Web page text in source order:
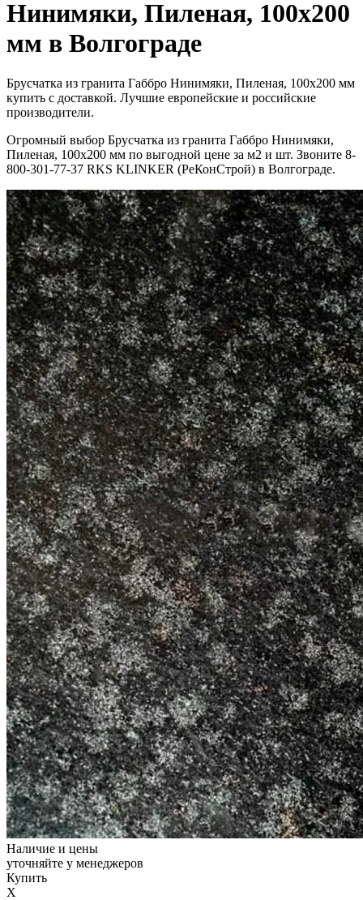
Нинимяки, Пиленая, 100х200
мм в Волгограде
Брусчатка из гранита Габбро Нинимяки, Пиленая, 100х200 мм
купить с доставкой. Лучшие европейские и российские
производители.
Огромный выбор Брусчатка из гранита Габбро Нинимяки,
Пиленая, 100х200 мм по выгодной цене за м2 и шт. Звоните 8-
800-301-77-37 RKS KLINKER (РеКонСтрой) в Волгограде.
Наличие и цены
уточняйте у менеджеров
Купить
X